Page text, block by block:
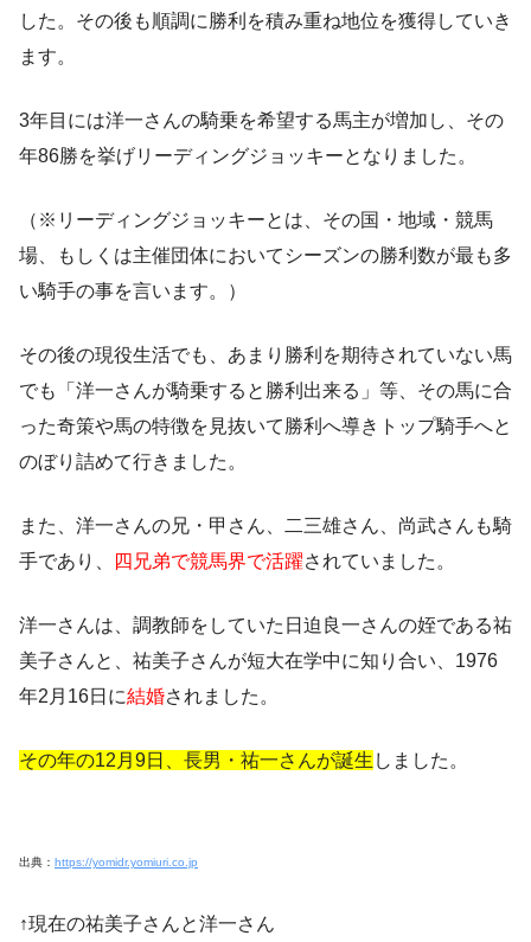
した。その後も順調に勝利を積み重ね地位を獲得していき
ます。
3年目には洋一さんの騎乗を希望する馬主が増加し、その
年86勝を挙げリーディングジョッキーとなりました。
（※リーディングジョッキーとは、その国・地域・競馬
場、もしくは主催団体においてシーズンの勝利数が最も多
い騎手の事を言います。）
その後の現役生活でも、あまり勝利を期待されていない馬
でも
「洋一さんが騎乗すると勝利出来る」 等、その馬に合
った奇策や馬の特徴を見抜いて勝利へ導きトップ騎手へと
のぼり詰めて行きました。
また、洋一さんの兄・甲さん、二三雄さん、尚武さんも騎
手であり、
四兄弟で競馬界で活躍されていました。
洋一さんは、調教師をしていた 日迫良一さんの姪である祐
美子さんと、祐美子さんが短大在学中に知り合い、1976
年2月16日に結婚されました。
その年の12月9日、長男・祐一さんが誕生 しました。
出典： https://yomidr.yomiuri.co.jp
↑現在の祐美子さんと洋一さん